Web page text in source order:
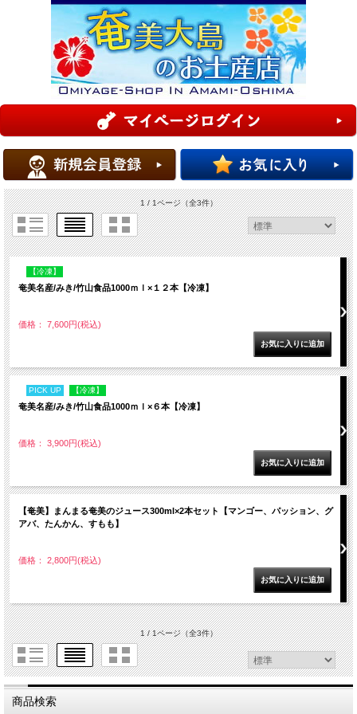
1 / 1ページ（全3件）
【冷凍】
奄美名産/みき/竹山食品1000ｍｌ×１２本【冷凍】
価格： 7,600円(税込)
PICK UP 【冷凍】
奄美名産/みき/竹山食品1000ｍｌ×６本【冷凍】
価格： 3,900円(税込)
【奄美】まんまる奄美のジュース300ml×2本セット【マンゴー、パッション、グ
アバ、たんかん、すもも】
価格： 2,800円(税込)
1 / 1ページ（全3件）
商品検索